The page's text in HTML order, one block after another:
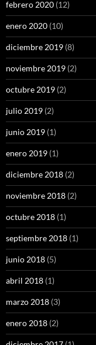
febrero 2020 (12)
enero 2020 (10)
diciembre 2019 (8)
noviembre 2019 (2)
octubre 2019 (2)
julio 2019 (2)
junio 2019 (1)
enero 2019 (1)
diciembre 2018 (2)
noviembre 2018 (2)
octubre 2018 (1)
septiembre 2018 (1)
junio 2018 (5)
abril 2018 (1)
marzo 2018 (3)
enero 2018 (2)